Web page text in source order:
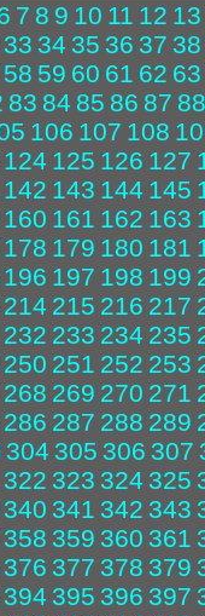
7 8 9 10 11 12 13
33 34 35 36 37 38
58 59 60 61 62 63
83 84 85 86 87 88
106 107 108
124 125 126 127
142 143 144 145
160 161 162 163
178 179 180 181
196 197 198 199
214 215 216 217
232 233 234 235
250 251 252 253
268 269 270 271
286 287 288 289
304 305 306 307
322 323 324 325
340 341 342 343
358 359 360 361
376 377 378 379
394 395 396 397